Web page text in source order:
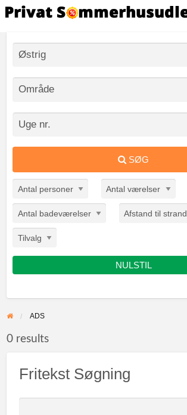
SØG
Antal personer Antal værelser
Antal badeværelser Afstand til strand
Tilvalg
NULSTIL
ADS
0 results
Fritekst Søgning